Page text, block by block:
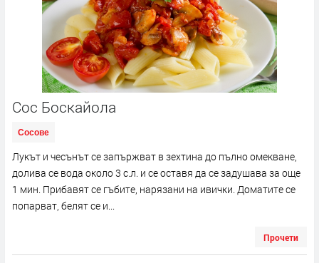
Сос Боскайола
Сосове
Лукът и чесънът се запържват в зехтина до пълно омекване,
долива се вода около 3 с.л. и се оставя да се задушава за още
1 мин. Прибавят се гъбите, нарязани на ивички. Доматите се
попарват, белят се и...
Прочети